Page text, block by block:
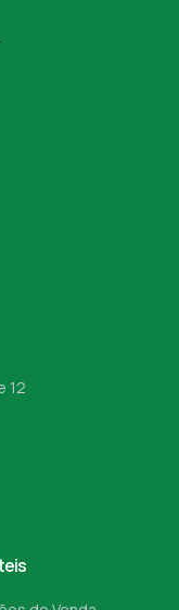
12